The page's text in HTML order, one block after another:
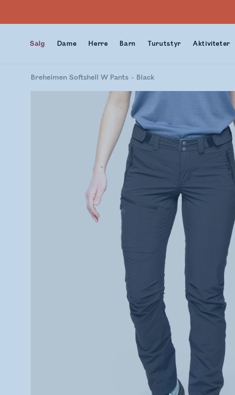
Salg Dame Herre Barn Turutstyr Aktiviteter
Breheimen Softshell W Pants Black